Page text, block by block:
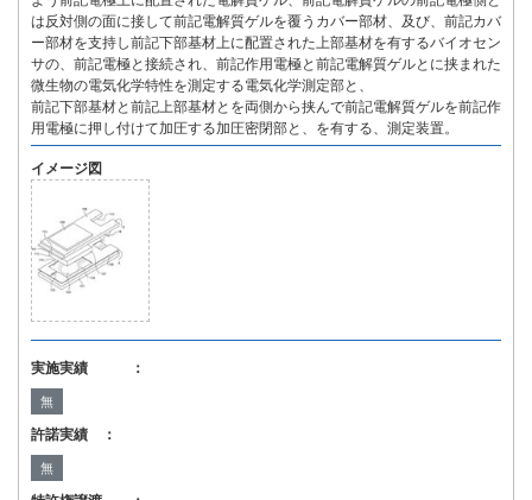
は反対側の面に接して前記電解質ゲルを覆うカバー部材、及び、前記カバ
ー部材を支持し前記下部基材上に配置された上部基材を有するバイオセン
サの、前記電極と接続され、前記作用電極と前記電解質ゲルとに挟まれた
微生物の電気化学特性を測定する電気化学測定部と、
前記下部基材と前記上部基材とを両側から挟んで前記電解質ゲルを前記作
用電極に押し付けて加圧する加圧密閉部と、を有する、測定装置。
イメージ図
実施実績 ：
無
許諾実績 ：
無